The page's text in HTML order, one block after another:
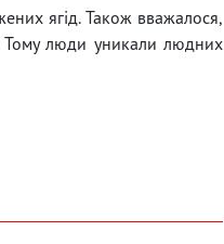
ягід. Також вважалося,
люди уникали людних